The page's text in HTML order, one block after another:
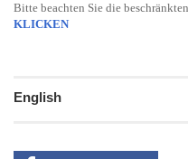
Bitte beachten Sie die
KLICKEN
English